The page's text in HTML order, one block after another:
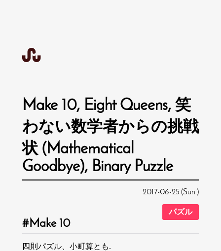
Make 10, Eight Queens, 笑
わない数学者からの挑戦
状 (Mathematical
Goodbye), Binary Puzzle
2017-06-25 (Sun.)
パズル
Make 10
四則パズル、小町算とも.